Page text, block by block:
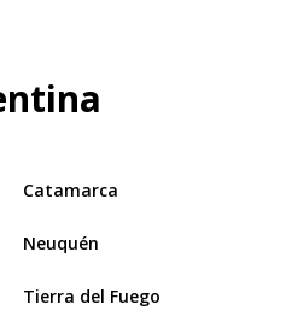
Catamarca
Neuquén
Tierra del Fuego